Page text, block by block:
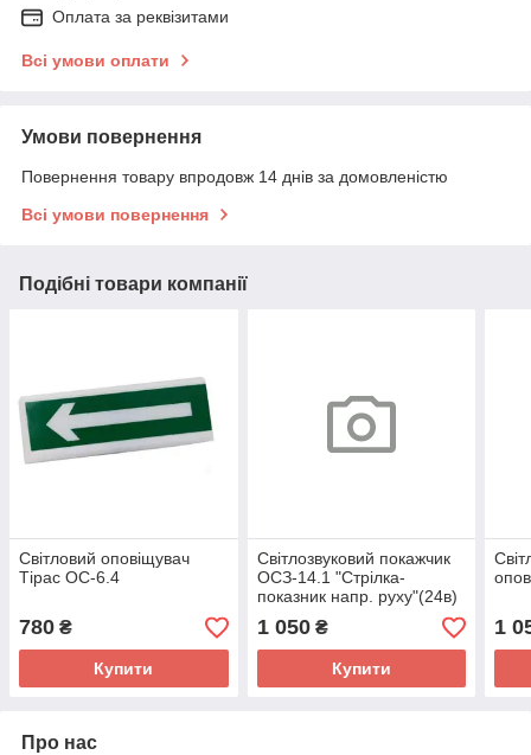
Оплата за реквізитами
Всі умови оплати
Умови повернення
Повернення товару впродовж 14 днів за домовленістю
Всі умови повернення
Подібні товари компанії
Світловий оповіщувач
Тірас ОС-6.4
780 ₴
Купити
Світлозвуковий покажчик
ОСЗ-14.1 "Стрілка-
показник напр. руху"(24в)
1 050₴
Купити
1
Про нас